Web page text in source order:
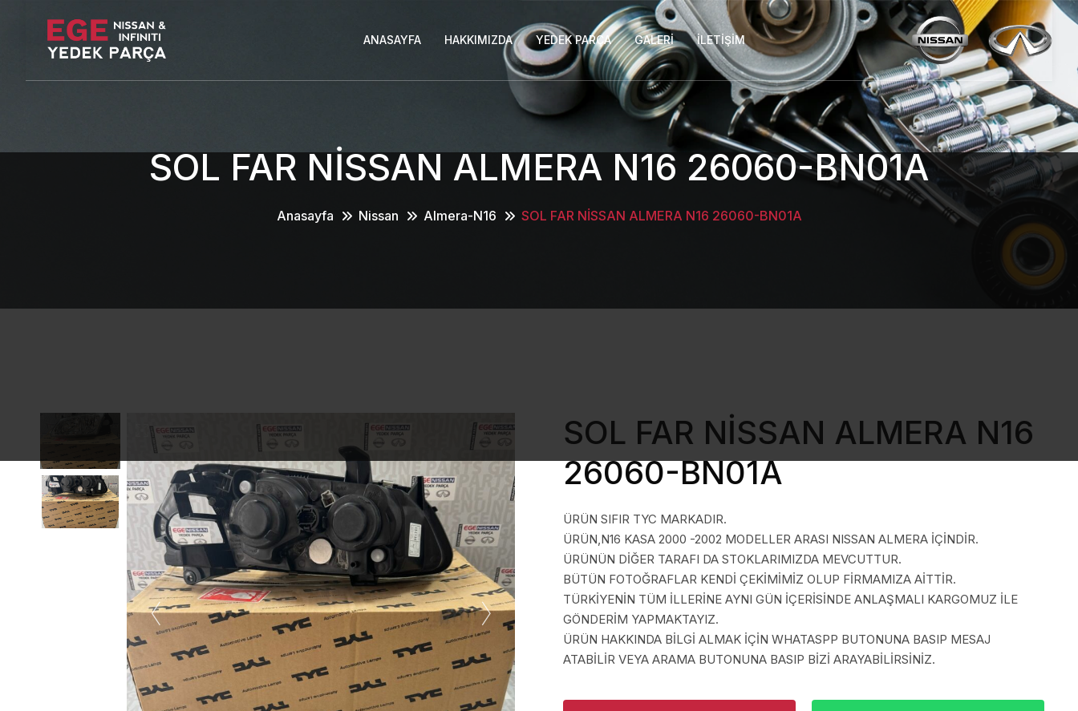
ANASAYFA HAKKIMIZDA YEDEK PARÇA GALERI İLETIŞIM
SOL FAR NİSSAN ALMERA N16 26060-BN01A
Anasayfa Nissan Almera-N16 SOL FAR NİSSAN ALMERA N16 26060-BN01A
SOL FAR NİSSAN ALMERA N16
26060-BN01A
ÜRÜN SIFIR TYC MARKADIR.
ÜRÜN,N16 KASA 2000 -2002 MODELLER ARASI NISSAN ALMERA İÇİNDİR.
ÜRÜNÜN DİĞER TARAFI DA STOKLARIMIZDA MEVCUTTUR.
BÜTÜN FOTOĞRAFLAR KENDİ ÇEKİMİMİZ OLUP FİRMAMIZA AİTTİR.
TÜRKİYENİN TÜM İLLERİNE AYNI GÜN İÇERİSİNDE ANLAŞMALI KARGOMUZ İLE
GÖNDERİM YAPMAKTAYIZ.
ÜRÜN HAKKINDA BİLGİ ALMAK İÇİN WHATASPP BUTONUNA BASIP MESAJ
ATABİLİR VEYA ARAMA BUTONUNA BASIP BİZİ ARAYABİLİRSİNİZ.